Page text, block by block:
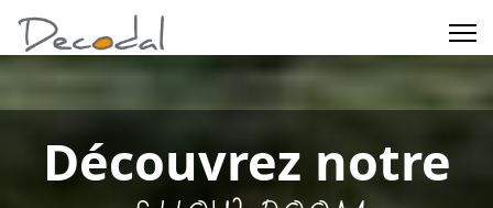
Découvrez notre